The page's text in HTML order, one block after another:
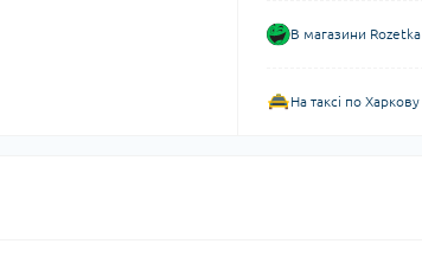
В магазини Rozetka
На таксі по Харкову